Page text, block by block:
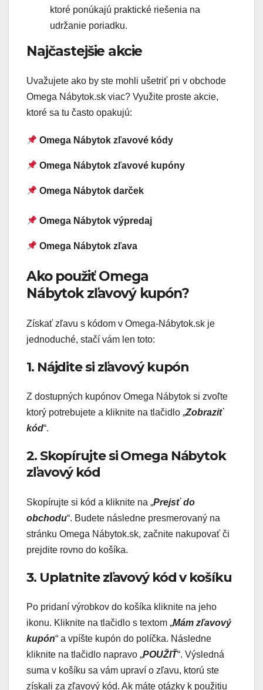
ktoré ponúkajú praktické riešenia na
udržanie poriadku.
Najčastejšie akcie
Uvažujete ako by ste mohli ušetriť pri v obchode
Omega Nábytok.sk viac? Využite proste akcie,
ktoré sa tu často opakujú:
Omega Nábytok zľavové kódy
Omega Nábytok zľavové kupóny
Omega Nábytok darček
Omega Nábytok výpredaj
Omega Nábytok zľava
Ako použiť Omega
Nábytok zľavový kupón?
Získať zľavu s kódom v Omega-Nábytok.sk je
jednoduché, stačí vám len toto:
1. Nájdite si zľavový kupón
Z dostupných kupónov Omega Nábytok si zvoľte
ktorý potrebujete a kliknite na tlačidlo „Zobraziť
kód“.
2. Skopírujte si Omega Nábytok
zľavový kód
Skopírujte si kód a kliknite na „Prejsť do
obchodu“. Budete následne presmerovaný na
stránku Omega Nábytok.sk, začnite nakupovať či
prejdite rovno do košíka.
3. Uplatnite zľavový kód v košíku
Po pridaní výrobkov do košíka kliknite na jeho
ikonu. Kliknite na tlačidlo s textom „Mám zľavový
kupón“ a vpíšte kupón do políčka. Následne
kliknite na tlačidlo napravo „POUŽIŤ“. Výsledná
suma v košíku sa vám upraví o zľavu, ktorú ste
získali za zľavový kód. Ak máte otázky k použitiu